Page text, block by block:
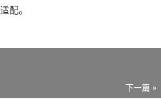
配。
下一篇 »